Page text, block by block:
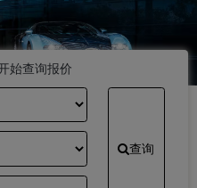
始查询报价
查询